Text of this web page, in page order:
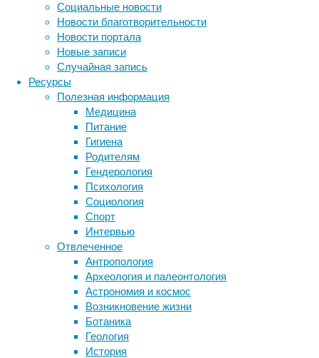
Социальные новости
Новости благотворительности
Новости портала
Новые записи
Случайная запись
Ресурсы
Полезная информация
Медицина
Питание
Гигиена
Родителям
Гендерология
Психология
Социология
Спорт
Интервью
Отвлеченное
Антропология
Археология и палеонтология
Астрономия и космос
Возникновение жизни
Ботаника
Геология
История
сердцем.
Однако
для
большинства
других
людей
риски
от
употребления
препарата
могут
перевешивать
возможные
преимущества,
свидетельствуют
данные
исследований.
Метки
ДНК бактерии биология
биотехнология вирусы
генетика дети
здоровье